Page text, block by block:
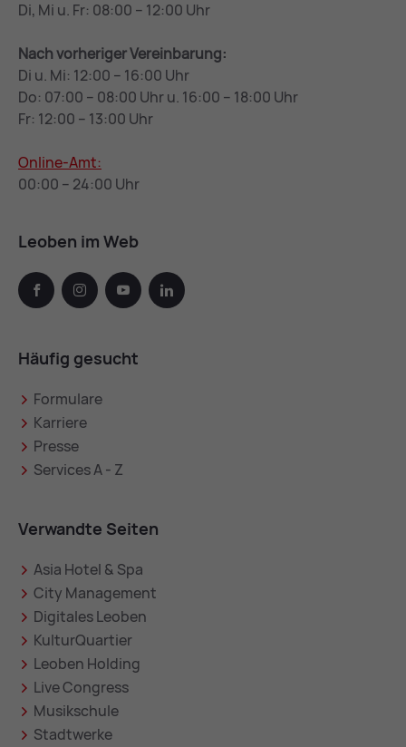
Di, Mi u. Fr: 08:00 – 12:00 Uhr
Nach vorheriger Vereinbarung:
Di u. Mi: 12:00 – 16:00 Uhr
Do: 07:00 – 08:00 Uhr u. 16:00 – 18:00 Uhr
Fr: 12:00 – 13:00 Uhr
Online-Amt:
00:00 – 24:00 Uhr
Leoben im Web
facebook instagramyoutube linkedin
Häufig gesucht
Formulare
Karriere
Presse
Services A - Z
Verwandte Seiten
Asia Hotel & Spa
City Management
Digitales Leoben
KulturQuartier
Leoben Holding
Live Congress
Musikschule
Stadtwerke